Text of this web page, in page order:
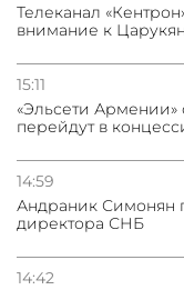
Телеканал
внимание к
15:11
«Эльсети Армении»
перейдут в
14:59
Андраник Симонян
директора СНБ
14:42